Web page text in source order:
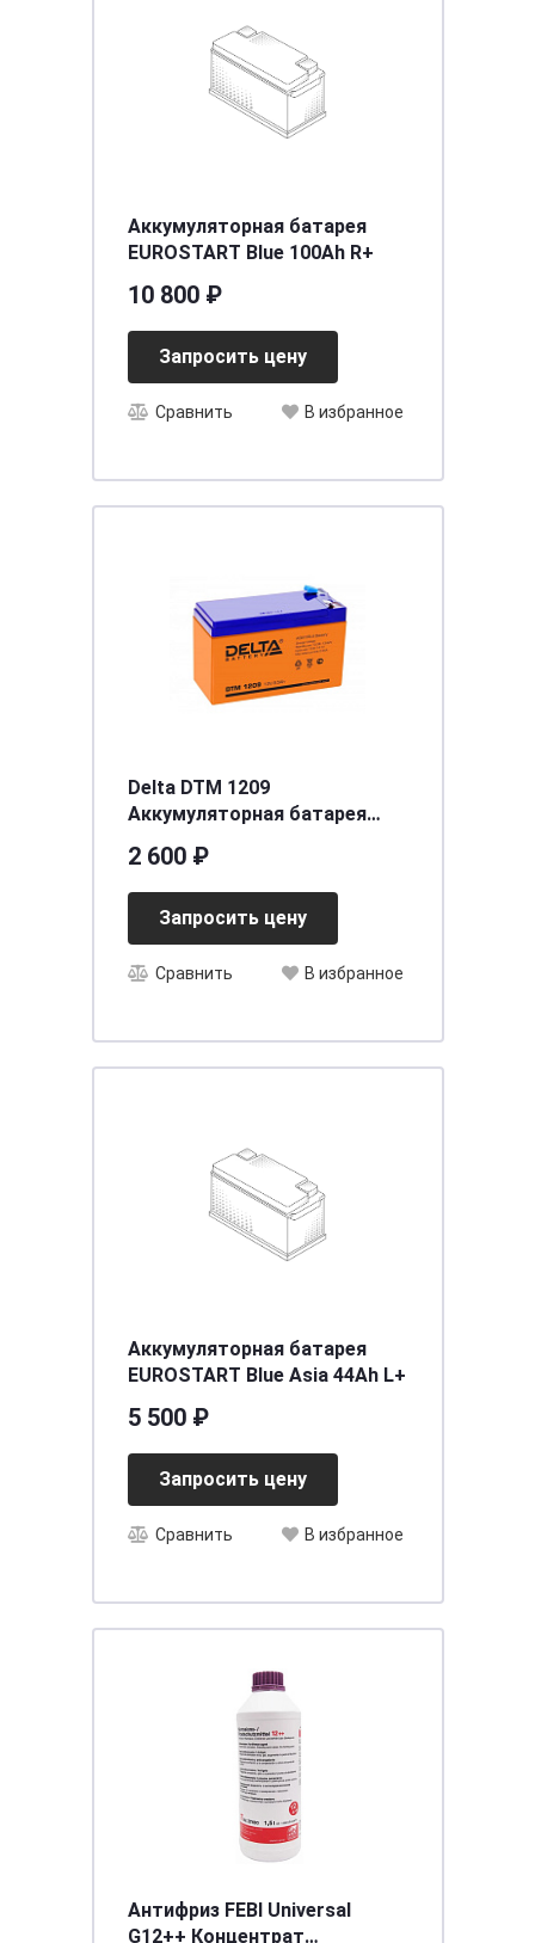
Аккумуляторная батарея
EUROSTART Blue 100Ah R+
10 800 ₽
Запросить цену
Сравнить В избранное
Delta DTM 1209
Аккумуляторная батарея
2 600 ₽
Запросить цену
Сравнить В избранное
Аккумуляторная батарея
EUROSTART Blue Asia 44Ah L+
5 500 ₽
Запросить цену
Сравнить В избранное
Антифриз FEBI Universal
G12++ Концентрат